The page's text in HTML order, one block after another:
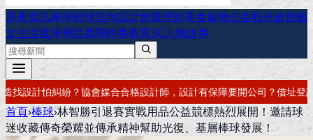
房產資訊棒球籃球室內設計創業理財美食寵物公益觀光旅遊藝
文生活旗津專區新聞時事教育3C人物故事
計有保障要開公司？借址登記・公司設立・工商登記一次辦好記帳報稅
首頁›棒球›林智勝引退賽實戰用品公益競標熱烈展開！邀請球
迷收藏傳奇榮耀並傳承精神幫助光復、基層棒球發展！